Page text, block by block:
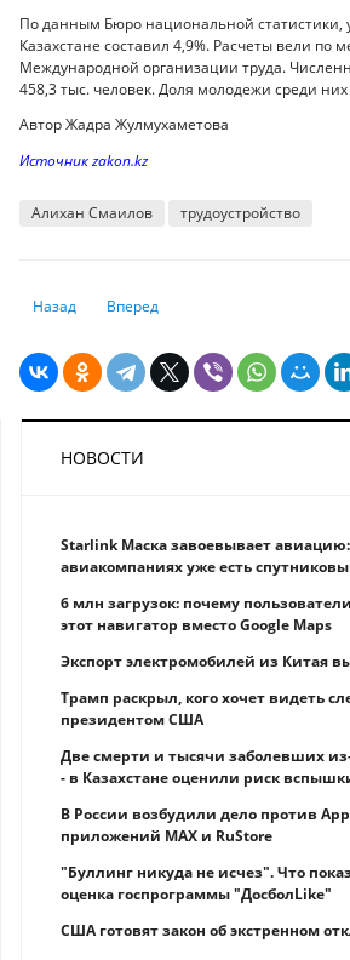
По данным Бюро национальной статистики,
Казахстане составил 4,9%. Расчеты вели по
Международной организации труда.
458,3 тыс. человек. Доля молодежи среди них
Автор Жадра Жулмухаметова
Источник zakon.kz
Алихан Смаилов трудоустройство
Предыдущий: Заразные, но неопасные:
Назад Следующий: Мопедистов хотят
Вперед
НОВОСТИ
Starlink Маска завоевывает
авиакомпаниях уже есть
6 млн загрузок: почему
этот навигатор вместо Google Maps
Экспорт электромобилей из Китая
Трамп раскрыл, кого хочет видеть
президентом США
Две смерти и тысячи заболевших
- в Казахстане оценили риск
В России возбудили дело против
приложений MAX и RuStore
"Буллинг никуда не исчез". Что
оценка госпрограммы "ДосболLike"
США готовят закон об экстренном